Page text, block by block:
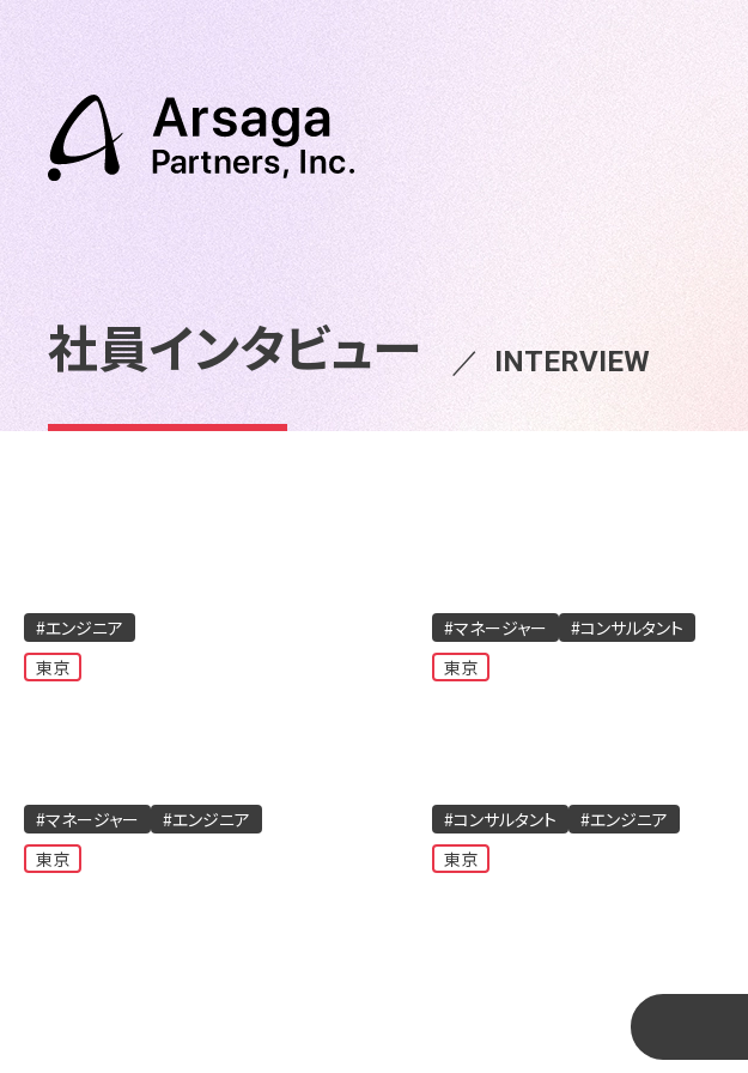
社員インタビュー ／ INTERVIEW
#エンジニア
東京
#マネージャー
#コンサルタント
東京
#マネージャー
#エンジニア
東京
#コンサルタント
#エンジニア
東京